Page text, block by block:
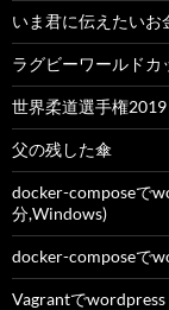
いま君に伝えたいお
ラグビーワールドカ
世界柔道選手権2019
父の残した傘
docker-composeで
分,Windows)
docker-composeで
Vagrantでwordpress